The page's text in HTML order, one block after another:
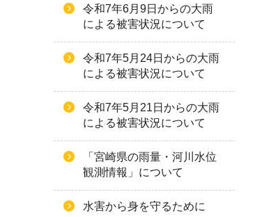
令和7年6月9日からの大雨
による被害状況について
令和7年5月24日からの大雨
による被害状況について
令和7年5月21日からの大雨
による被害状況について
「宮崎県の雨量・河川水位
観測情報」について
水害から身を守るために